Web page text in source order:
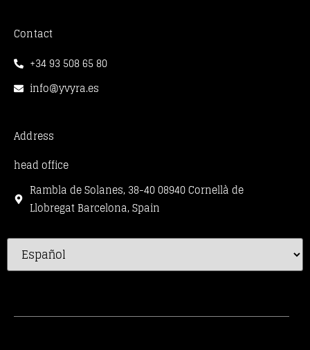
Contact
+34 93 508 65 80
info@yvyra.es
Address
head office
Rambla de Solanes, 38-40 08940 Cornellà de
Llobregat Barcelona, Spain